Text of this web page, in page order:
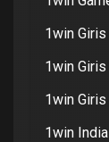
1win
1win
1win
1win